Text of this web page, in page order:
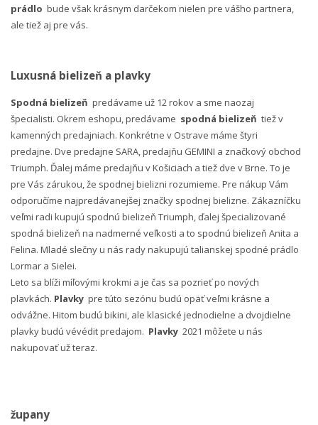
prádlo bude však krásnym darčekom nielen pre vášho partnera,
ale tiež aj pre vás.
Luxusná bielizeň a plavky
Spodná bielizeň predávame už 12 rokov a sme naozaj
špecialisti. Okrem eshopu, predávame spodná bielizeň tiež v
kamenných predajniach. Konkrétne v Ostrave máme štyri
predajne. Dve predajne SARA, predajňu GEMINI a značkový obchod
Triumph. Ďalej máme predajňu v Košiciach a tiež dve v Brne. To je
pre Vás zárukou, že spodnej bielizni rozumieme. Pre nákup Vám
odporučíme najpredávanejšej značky spodnej bielizne. Zákazníčku
veľmi radi kupujú spodnú bielizeň Triumph, ďalej špecializované
spodná bielizeň na nadmerné veľkosti a to spodnú bielizeň Anita a
Felina. Mladé slečny u nás rady nakupujú talianskej spodné prádlo
Lormar a Sielei.
Leto sa blíži míľovými krokmi a je čas sa pozrieť po nových
plavkách. Plavky pre túto sezónu budú opäť veľmi krásne a
odvážne. Hitom budú bikini, ale klasické jednodielne a dvojdielne
plavky budú vévédit predajom. Plavky 2021 môžete u nás
nakupovať už teraz.
župany